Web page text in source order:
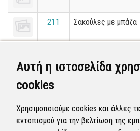
Αυτή η ιστοσελίδα
cookies
Χρησιμοποιούμε cookies και άλλες
εντοπισμού για την βελτίωση της
211 Σακούλες με μπάζα
(επικίνδυνες
Τάκη Οικονομίδη
κανονικό
κανονικά σκουπίδια